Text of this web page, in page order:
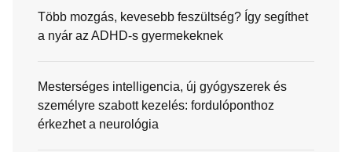
Több mozgás, kevesebb feszültség? Így segíthet
a nyár az ADHD-s gyermekeknek
Mesterséges intelligencia, új gyógyszerek és
személyre szabott kezelés: fordulóponthoz
érkezhet a neurológia